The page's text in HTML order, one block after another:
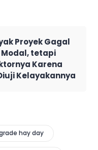
Proyek Gagal
Modal, tetapi
Karena
Kelayakannya
hay day